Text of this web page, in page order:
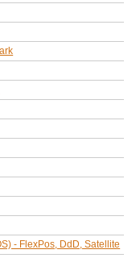
- FlexPos, DdD, Satellite